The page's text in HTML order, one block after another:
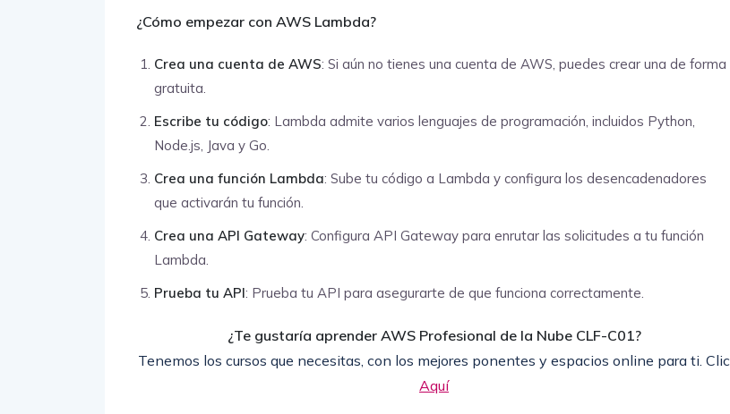
¿Cómo empezar con AWS Lambda?
Crea una cuenta de AWS: Si aún no tienes una cuenta de AWS, puedes crear una de forma
gratuita.
Escribe tu código: Lambda admite varios lenguajes de programación, incluidos Python,
Node.js, Java y Go.
Crea una función Lambda: Sube tu código a Lambda y configura los desencadenadores
que activarán tu función.
Crea una API Gateway: Configura API Gateway para enrutar las solicitudes a tu función
Lambda.
Prueba tu API: Prueba tu API para asegurarte de que funciona correctamente.
¿Te gustaría aprender AWS Profesional de la Nube CLF-C01?
Tenemos los cursos que necesitas, con los mejores ponentes y espacios online para ti. Clic
Aquí